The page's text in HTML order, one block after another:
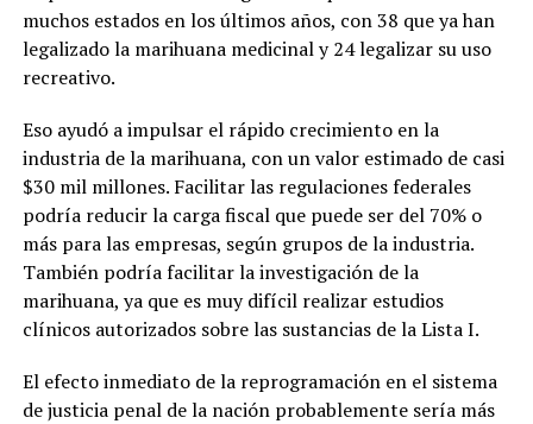
muchos estados en los últimos años, con 38 que ya han
legalizado la marihuana medicinal y 24 legalizar su uso
recreativo.
Eso ayudó a impulsar el rápido crecimiento en la
industria de la marihuana, con un valor estimado de casi
$30 mil millones. Facilitar las regulaciones federales
podría reducir la carga fiscal que puede ser del 70% o
más para las empresas, según grupos de la industria.
También podría facilitar la investigación de la
marihuana, ya que es muy difícil realizar estudios
clínicos autorizados sobre las sustancias de la Lista I.
El efecto inmediato de la reprogramación en el sistema
de justicia penal de la nación probablemente sería más